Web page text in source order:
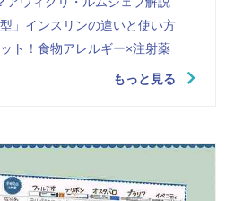
」インスリンの違いと使い方
ト！食物アレルギー×注射薬
もっと見る